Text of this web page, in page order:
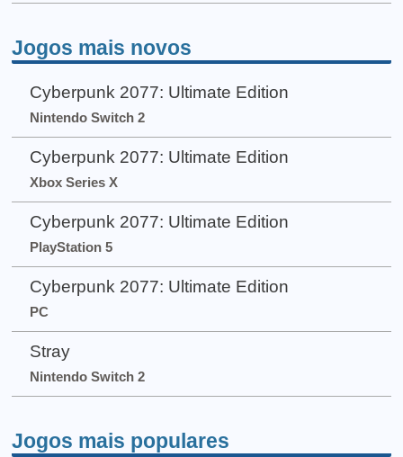
Jogos mais novos
Cyberpunk 2077: Ultimate Edition
Nintendo Switch 2
Cyberpunk 2077: Ultimate Edition
Xbox Series X
Cyberpunk 2077: Ultimate Edition
PlayStation 5
Cyberpunk 2077: Ultimate Edition
PC
Stray
Nintendo Switch 2
Jogos mais populares